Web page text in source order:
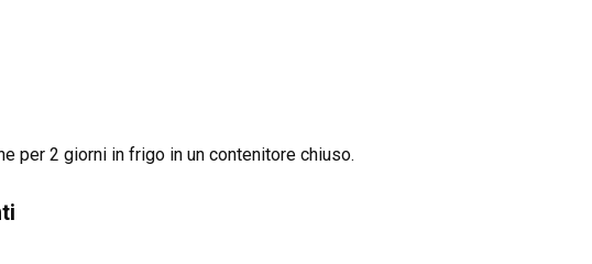
per 2 giorni in frigo in un contenitore chiuso.